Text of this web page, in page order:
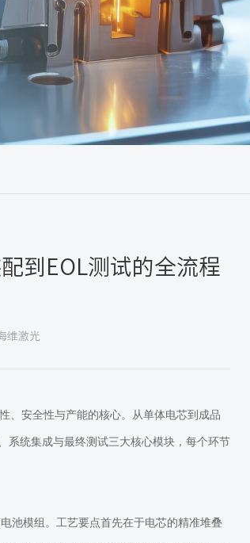
到EOL测试的全流程
维激光
、安全性与产能的核心。从单体电芯到成品
系统集成与最终测试三大核心模块，每个环节
池模组。工艺要点首先在于电芯的精准堆叠